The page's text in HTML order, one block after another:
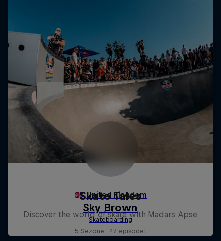
Skate Tales
Discover the world of skate with Madars Apse
5 Sezone · 27 episodet